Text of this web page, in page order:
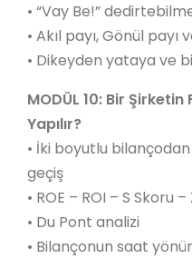
• “Vay Be!”
• Akıl payı, Gönül payı
• Dikeyden yataya ve
MODÜL 10: Bir Şirketin
Yapılır?
• İki boyutlu
geçiş
• ROE – ROI – S Skoru
• Du Pont analizi
• Bilançonun saat